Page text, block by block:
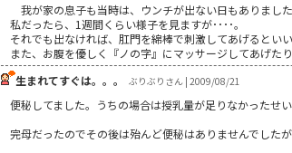
我が家の息子も当時は、ウンチが出ない日もありました
私だったら、1週間くらい様子を見ますが････。
それでも出なければ、肛門を綿棒で刺激してあげるとい
また、お腹を優しく『ノの字』にマッサージしてあげた
生まれてすぐは。。。
ぶりぶりさん | 2009/08/21
便秘してました。うちの場合は授乳量が足りなかったせ
完母だったのでその後は殆んど便秘はありませんでしたが